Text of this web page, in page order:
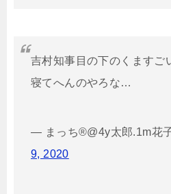
吉村知事目の下のくますご
寝てへんのやろな…
— まっち®︎@4y太郎.1m花
9, 2020